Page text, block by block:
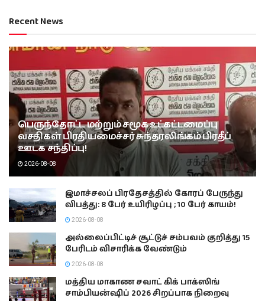
Recent News
பெருந்தோட்ட மற்றும் சமூக உட்கட்டமைப்பு
வசதிகள் பிரதியமைச்சர் சுந்தரலிங்கம் பிரதீப்
ஊடக சந்திப்பு!
2026-08-08
இமாச்சலப் பிரதேசத்தில் கோரப் பேருந்து
விபத்து: 8 பேர் உயிரிழப்பு ; 10 பேர் காயம்!
2026-08-08
அல்லைப்பிட்டிச் சூட்டுச் சம்பவம் குறித்து 15
பேரிடம் விசாரிக்க வேண்டும்
2026-08-08
மத்திய மாகாண சவாட் கிக் பாக்ஸிங்
சாம்பியன்ஷிப் 2026 சிறப்பாக நிறைவு